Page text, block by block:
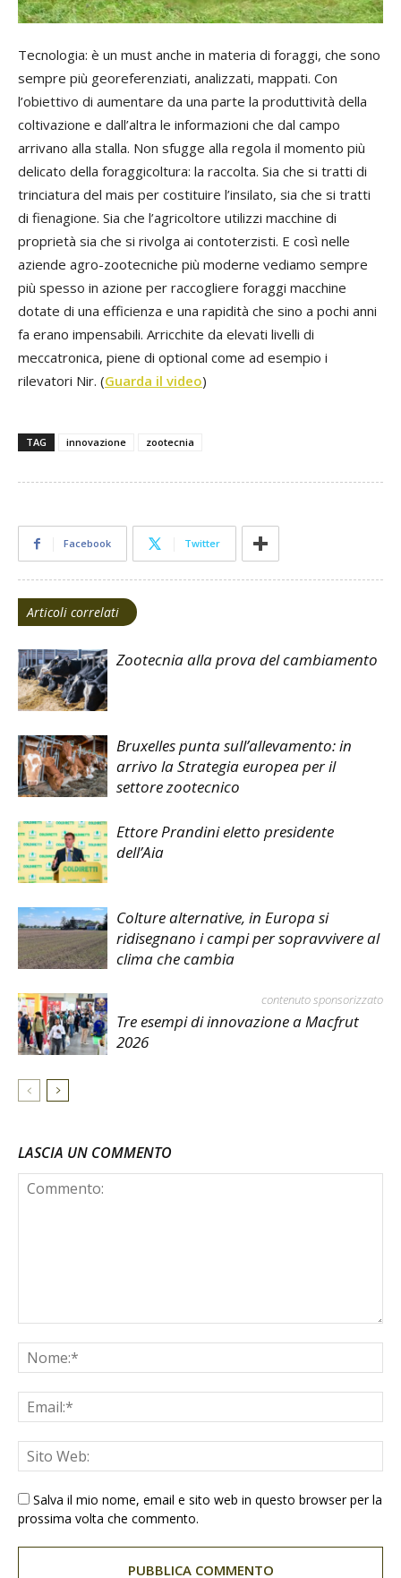
Tecnologia: è un must anche in materia di foraggi, che sono
sempre più georeferenziati, analizzati, mappati. Con
l’obiettivo di aumentare da una parte la produttività della
coltivazione e dall’altra le informazioni che dal campo
arrivano alla stalla. Non sfugge alla regola il momento più
delicato della foraggicoltura: la raccolta. Sia che si tratti di
trinciatura del mais per costituire l’insilato, sia che si tratti
di fienagione. Sia che l’agricoltore utilizzi macchine di
proprietà sia che si rivolga ai contoterzisti. E così nelle
aziende agro-zootecniche più moderne vediamo sempre
più spesso in azione per raccogliere foraggi macchine
dotate di una efficienza e una rapidità che sino a pochi anni
fa erano impensabili. Arricchite da elevati livelli di
meccatronica, piene di optional come ad esempio i
rilevatori Nir. (Guarda il video)
TAG innovazione zootecnia
Facebook Twitter
Articoli correlati
Zootecnia alla prova del cambiamento
Bruxelles punta sull’allevamento: in
arrivo la Strategia europea per il
settore zootecnico
Ettore Prandini eletto presidente
dell’Aia
Colture alternative, in Europa si
ridisegnano i campi per sopravvivere al
clima che cambia
contenuto sponsorizzato
Tre esempi di innovazione a Macfrut
2026
LASCIA UN COMMENTO
Salva il mio nome, email e sito web in questo browser per la
prossima volta che commento.